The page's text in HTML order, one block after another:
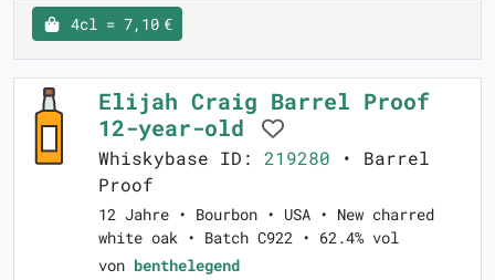
4cl = 7,10 €
Elijah Craig Barrel Proof
12-year-old
Whiskybase ID: 219280 • Barrel
Proof
12 Jahre • Bourbon • USA • New charred
white oak • Batch C922 • 62.4% vol
von benthelegend